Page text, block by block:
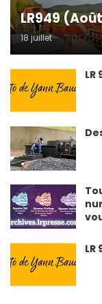
LR949
18 juillet
LR
LR